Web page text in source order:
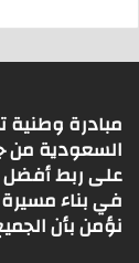
مبادرة
السعودية من
على ربط أفضل
في بناء
نؤمن بأن